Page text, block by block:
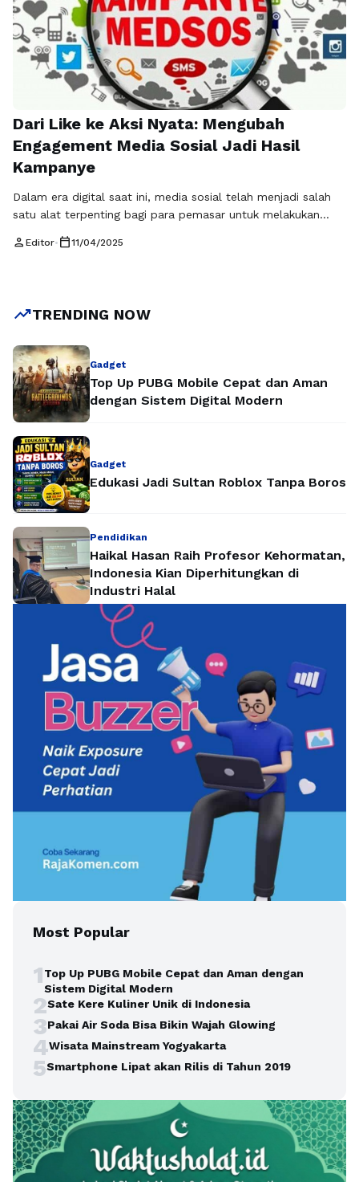
Dari Like ke Aksi Nyata: Mengubah
Engagement Media Sosial Jadi Hasil
Kampanye
Dalam era digital saat ini, media sosial telah menjadi salah
satu alat terpenting bagi para pemasar untuk melakukan
aksi yang nyata adalah tantangan yang harus dihadapi.
kita …Baca Selengkapnya
person Editor• calendar_today11/04/2025
trending_upTRENDING NOW
Gadget
Top Up PUBG Mobile Cepat dan Aman
dengan Sistem Digital Modern
Gadget
Edukasi Jadi Sultan Roblox Tanpa Boros
Pendidikan
Haikal Hasan Raih Profesor Kehormatan,
Indonesia Kian Diperhitungkan di
Industri Halal
Most Popular
1Top Up PUBG Mobile Cepat dan Aman dengan
Sistem Digital Modern
2Sate Kere Kuliner Unik di Indonesia
3Pakai Air Soda Bisa Bikin Wajah Glowing
4Wisata Mainstream Yogyakarta
5Smartphone Lipat akan Rilis di Tahun 2019